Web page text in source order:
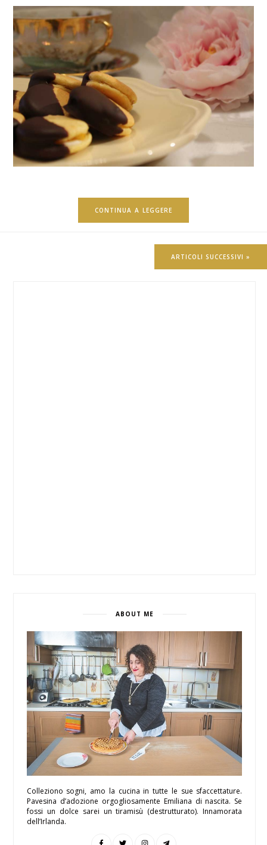
CONTINUA A LEGGERE
ARTICOLI SUCCESSIVI »
ABOUT ME
Colleziono sogni, amo la cucina in tutte le sue sfaccettature.
Pavesina d’adozione orgogliosamente Emiliana di nascita. Se
fossi un dolce sarei un tiramisù (destrutturato). Innamorata
dell’Irlanda.